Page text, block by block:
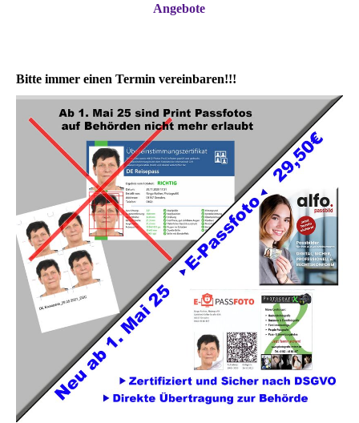
Angebote
Bitte immer einen Termin vereinbaren!!!